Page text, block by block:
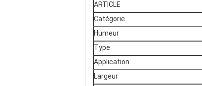
ARTICLE
Catégorie
Humeur
Type
Application
Largeur